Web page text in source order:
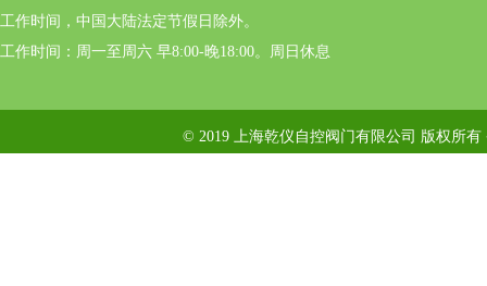
工作时间，中国大陆法定节假日除外。
工作时间：周一至周六 早8:00-晚18:00。周日休息
© 2019 上海乾仪自控阀门有限公司 版权所有